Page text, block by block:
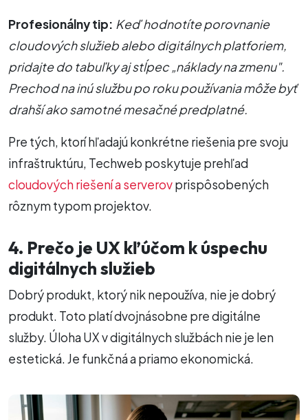
Profesionálny tip: Keď hodnotíte porovnanie
cloudových služieb alebo digitálnych platforiem,
pridajte do tabuľky aj stĺpec „náklady na zmenu".
Prechod na inú službu po roku používania môže byť
drahší ako samotné mesačné predplatné.
Pre tých, ktorí hľadajú konkrétne riešenia pre svoju
infraštruktúru, Techweb poskytuje prehľad
cloudových riešení a serverovprispôsobených
rôznym typom projektov.
4. Prečo je UX kľúčom k úspechu
digitálnych služieb
Dobrý produkt, ktorý nik nepoužíva, nie je dobrý
produkt. Toto platí dvojnásobne pre digitálne
služby. Úloha UX v digitálnych službách nie je len
estetická. Je funkčná a priamo ekonomická.